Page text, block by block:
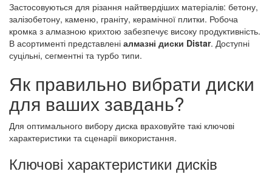
Застосовуються для різання найтвердіших матеріалів: бетону,
залізобетону, каменю, граніту, керамічної плитки. Робоча
кромка з алмазною крихтою забезпечує високу продуктивність.
В асортименті представлені алмазні диски Distar. Доступні
суцільні, сегментні та турбо типи.
Як правильно вибрати диски
для ваших завдань?
Для оптимального вибору диска враховуйте такі ключові
характеристики та сценарії використання.
Ключові характеристики дисків